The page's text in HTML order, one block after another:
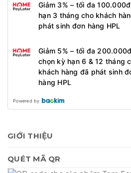
Giảm 3% – tối đa
hạn 3 tháng cho khách
phát sinh đơn hàng HPL
Giảm 5% – tối đa
chọn kỳ hạn 6 & 12 tháng
khách hàng đã phát sinh
hàng HPL
Powered by
GIỚI THIỆU
QUÉT MÃ QR